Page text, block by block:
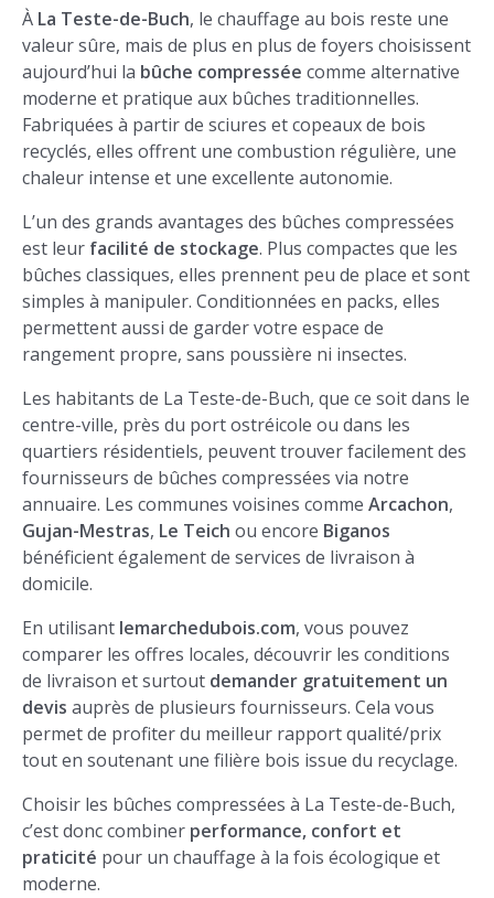
À La Teste-de-Buch, le chauffage au bois reste une
valeur sûre, mais de plus en plus de foyers choisissent
aujourd’hui la bûche compressée comme alternative
moderne et pratique aux bûches traditionnelles.
Fabriquées à partir de sciures et copeaux de bois
recyclés, elles offrent une combustion régulière, une
chaleur intense et une excellente autonomie.
L’un des grands avantages des bûches compressées
est leur facilité de stockage. Plus compactes que les
bûches classiques, elles prennent peu de place et sont
simples à manipuler. Conditionnées en packs, elles
permettent aussi de garder votre espace de
rangement propre, sans poussière ni insectes.
Les habitants de La Teste-de-Buch, que ce soit dans le
centre-ville, près du port ostréicole ou dans les
quartiers résidentiels, peuvent trouver facilement des
fournisseurs de bûches compressées via notre
annuaire. Les communes voisines comme Arcachon,
Gujan-Mestras, Le Teich ou encore Biganos
bénéficient également de services de livraison à
domicile.
En utilisant lemarchedubois.com, vous pouvez
comparer les offres locales, découvrir les conditions
de livraison et surtout demander gratuitement un
devis auprès de plusieurs fournisseurs. Cela vous
permet de profiter du meilleur rapport qualité/prix
tout en soutenant une filière bois issue du recyclage.
Choisir les bûches compressées à La Teste-de-Buch,
c’est donc combiner performance, confort et
praticité pour un chauffage à la fois écologique et
moderne.